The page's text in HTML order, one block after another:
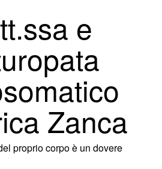
e
Zanca
proprio corpo è un dovere